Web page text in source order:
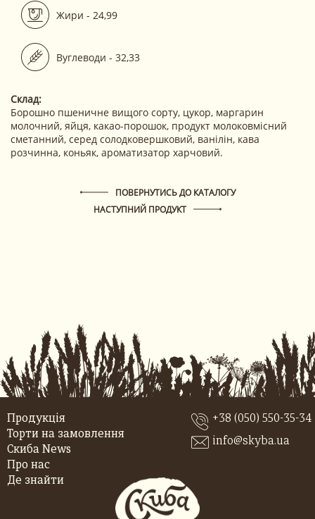
Жири - 24,99
Вуглеводи - 32,33
Склад:
Борошно пшеничне вищого сорту, цукор, маргарин
молочний, яйця, какао-порошок, продукт молоковмісний
сметанний, серед солодковершковий, ванілін, кава
розчинна, коньяк, ароматизатор харчовий.
ПОВЕРНУТИСЬ ДО КАТАЛОГУ
НАСТУПНИЙ ПРОДУКТ
Продукція
Торти на замовлення
Скиба News
Про нас
Де знайти
+38 (050) 550-35-34
info@skyba.ua